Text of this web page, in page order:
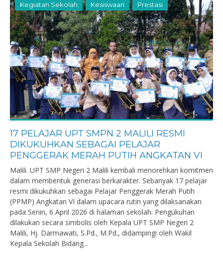
Kegiatan Sekolah Kesiswaan Prestasi
17 PELAJAR UPT SMPN 2 MALILI RESMI
DIKUKUHKAN SEBAGAI PELAJAR
PENGGERAK MERAH PUTIH ANGKATAN VI
Malili. UPT SMP Negeri 2 Malili kembali menorehkan komitmen
dalam membentuk generasi berkarakter. Sebanyak 17 pelajar
resmi dikukuhkan sebagai Pelajar Penggerak Merah Putih
(PPMP) Angkatan VI dalam upacara rutin yang dilaksanakan
pada Senin, 6 April 2026 di halaman sekolah. Pengukuhan
dilakukan secara simbolis oleh Kepala UPT SMP Negeri 2
Malili, Hj. Darmawati, S.Pd., M.Pd., didampingi oleh Wakil
Kepala Sekolah Bidang...